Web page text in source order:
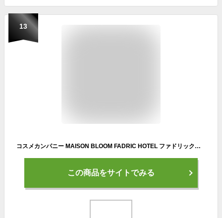
13
コスメカンパニー MAISON BLOOM FADRIC HOTEL ファドリックホテル 柔軟剤 ヒーリングナイトの香り つめかえ用 3倍特大サイズ 1200ml
この商品をサイトでみる